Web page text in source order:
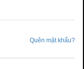
Quên mật khẩu?